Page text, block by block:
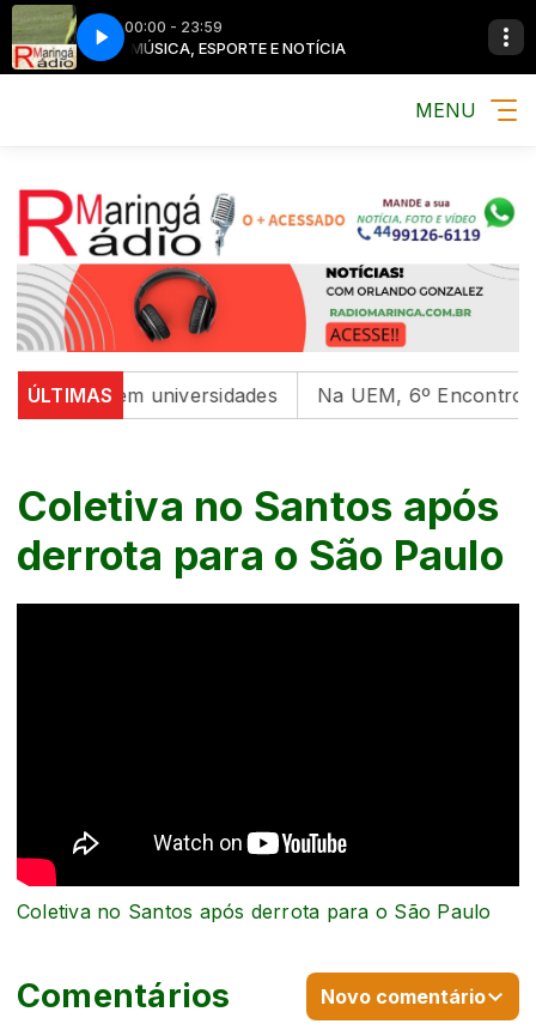
00:00 - 23:59
MÚSICA, ESPORTE E NOTÍCIA
MENU
ÚLTIMAS
em universidades Na UEM, 6º Encontro com
Coletiva no Santos após
derrota para o São Paulo
Coletiva no Santos após derrota para o São Paulo
Comentários Novo comentário